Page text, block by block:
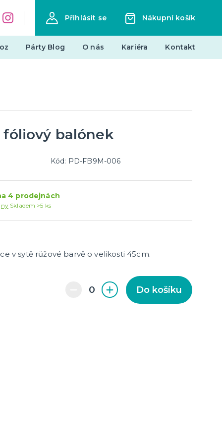
Přihlásit se Nákupní košík
Párty Blog O nás Kariéra Kontakt
Stolní hry
Nové kostýmy a doplňky
fóliový balónek
Kód: PD-FB9M-006
4 prodejnách
Skladem >5 ks
v sytě růžové barvě o velikosti 45cm.
Do košíku